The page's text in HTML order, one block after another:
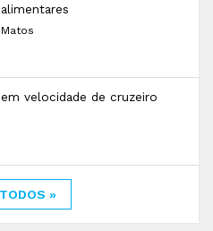
velocidade de cruzeiro
»